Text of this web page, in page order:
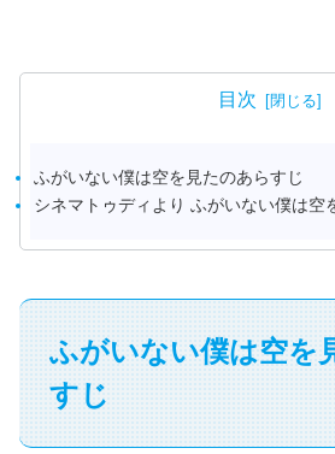
目次
ふがいない僕は空を見たのあらすじ
シネマトゥディより ふがいない僕は空
ふがいない僕は空を
すじ